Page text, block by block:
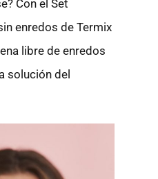
Con el Set
enredos de Termix
libre de enredos
solución del